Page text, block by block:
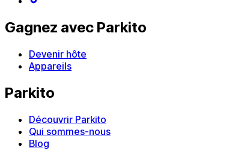
Gagnez avec Parkito
Devenir hôte
Appareils
Parkito
Découvrir Parkito
Qui sommes-nous
Blog